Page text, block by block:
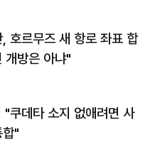
, 호르무즈 새 항로 좌표 합
방은 아냐"
쿠데타 소지 없애려면 사
"